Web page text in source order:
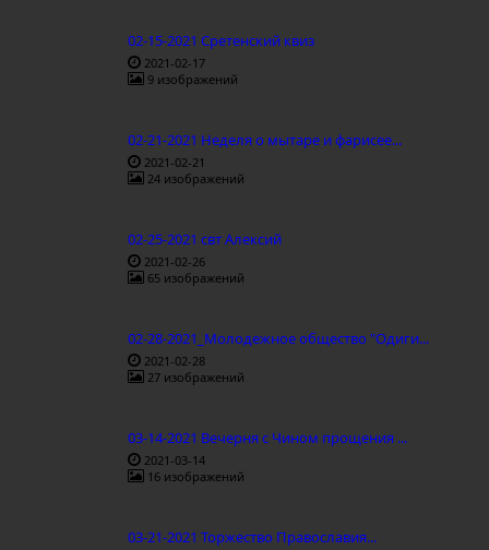
02-15-2021 Сретенский квиз
2021-02-17
9 изображений
02-21-2021 Неделя о мытаре и фарисее...
2021-02-21
24 изображений
02-25-2021 свт Алексий
2021-02-26
65 изображений
02-28-2021_Молодежное общество "Одиги...
2021-02-28
27 изображений
03-14-2021 Вечерня с Чином прощения ...
2021-03-14
16 изображений
03-21-2021 Торжество Православия...